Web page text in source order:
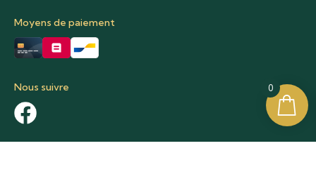
Moyens de paiement
Nous suivre 0